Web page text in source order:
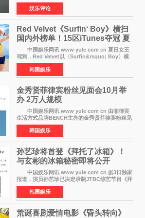
跨界人生》正式发行。这本书以他的人生轨迹为
脉络，首次完整公开了从逐梦少年到横跨美业、
公益等多领域的
娱乐评论
Red Velvet《Surfin‘ Boy》横扫
国内外榜单！15区iTunes夺冠 夏
日女王强势回归
中国娱乐网讯 www yule com cn 夏日女王
驾到，Red Velvet以〈Surfin&rsquo; Boy〉横
扫国内外榜单，获得音乐粉丝的热烈反响。
Red Velvet于3日发行了夏日迷你专辑《Velvet
Summer》，
韩国娱乐
金秀贤菲律宾粉丝见面会10月举
办 2万人规模
中国娱乐网讯 www yule com cn 由菲律宾
生活方式品牌BENCH主办的金秀贤菲律宾粉丝见
面会，将于10月2日在马尼拉SM Mall of
Asia（MOA）竞技场举行，预计规模达2万人。
这也是金秀贤自去年陷
韩国娱乐
孙艺珍将首登《拜托了冰箱》！
与玄彬的冰箱秘密即将公开
中国娱乐网讯 www yule com cn 据3日独家
报道，演员孙艺珍已决定录制JTBC综艺节目《拜
托了冰箱》，目前正在协调具体细节。这是孙艺
珍首次公开个人冰箱，也是她婚后首次以玄彬的
妻子身份参与
韩国娱乐
荒诞喜剧爱情电影《昏头转向》